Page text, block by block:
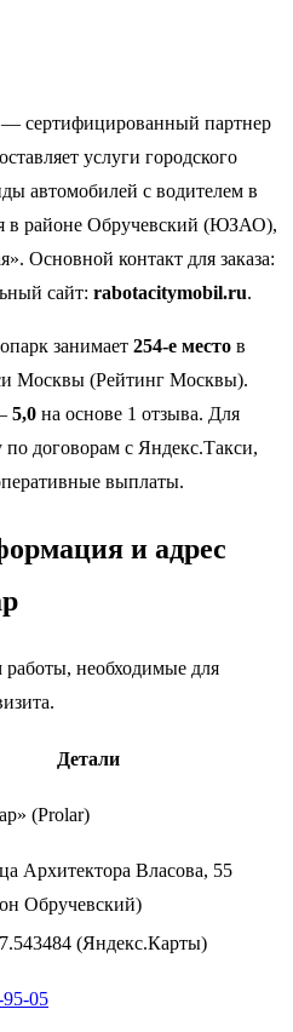
— сертифицированный партнер
услуги городского
автомобилей с водителем в
в районе Обручевский (ЮЗАО),
Основной контакт для заказа:
сайт: rabotacitymobil.ru.
занимает 254-е место в
Москвы (Рейтинг Москвы).
5,0 на основе 1 отзыва. Для
по договорам с Яндекс.Такси,
выплаты.
и адрес
необходимые для
Детали
(Prolar)
Архитектора Власова, 55
Обручевский)
(Яндекс.Карты)
05